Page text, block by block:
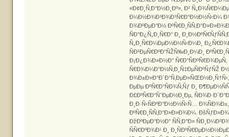
«Ð¢Ð¸Ñ‚Ð°Ð½Ð¸Ðº», Ð² Ñ„Ð¾Ñ€Ð¼Ðµ
Ð¼Ð½Ð¾Ð³Ð¾Ð³Ñ€Ð°Ð½Ð½Ñ‹Ð¼
Ð¾ÐºÐµÐ°Ð½
ÑÐ°Ð¿Ñ„Ð¸Ñ€Ð° Ð¸
Ñ„Ð¸Ñ€Ð¼ÐµÐ½Ð½Ñ‹Ð¼Ð¸
ÑÐ²ÐµÑ€ÐºÐ°ÑŽÑ‰Ð¸Ð¼Ð¸
Ð¡Ð¿Ð¾Ð»Ð½Ð° Ñ€Ð°ÑÐºÑ€Ð¾ÐµÑ‚
Ñ€Ð¾Ð¼Ð°Ð½Ñ‚Ð¸Ñ‡ÐµÑÐºÑƒÑŽ
ÐµÐµ ÐºÑ€Ð°ÑÐ¾Ñ‚Ñƒ Ð¸
Ð£ÐºÑ€Ð°ÑˆÐµÐ½Ð¸Ðµ,
Ð¸Ð·Ñ‹ÑÐºÐ°Ð½Ð½Ñ‹Ñ…
ÐºÑ€Ð¸ÑÑ‚Ð°Ð»Ð»Ð¾Ð¼.
ÐžÐºÐµÐ°Ð½Ð° ÑÑ‚Ð°Ð»
ÑÑ€ÐºÐ¾Ð¹ Ð¸